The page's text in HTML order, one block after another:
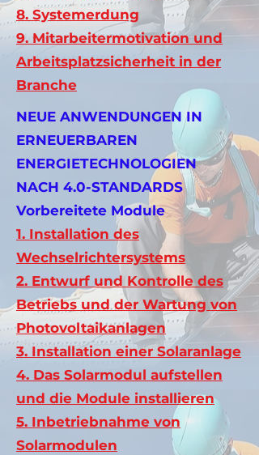
8. Systemerdung​
9. Mitarbeitermotivation und
Arbeitsplatzsicherheit in der
Branche
NEUE ANWENDUNGEN IN
ERNEUERBAREN
ENERGIETECHNOLOGIEN
NACH 4.0-STANDARDS
Vorbereitete Module
1. Installation des
Wechselrichtersystems
2. Entwurf und Kontrolle des
Betriebs und der Wartung von
Photovoltaikanlagen
3. Installation einer Solaranlage
4. Das Solarmodul aufstellen
und die Module installieren
5. Inbetriebnahme von
Solarmodulen